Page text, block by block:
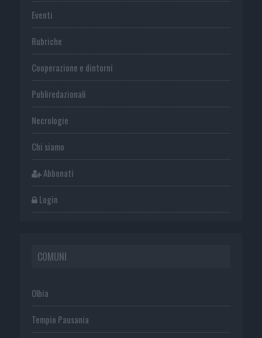
Eventi
Rubriche
Cooperazione e dintorni
Publiredazionali
Necrologie
Chi siamo
Abbonati
Login
COMUNI
Olbia
Tempio Pausania